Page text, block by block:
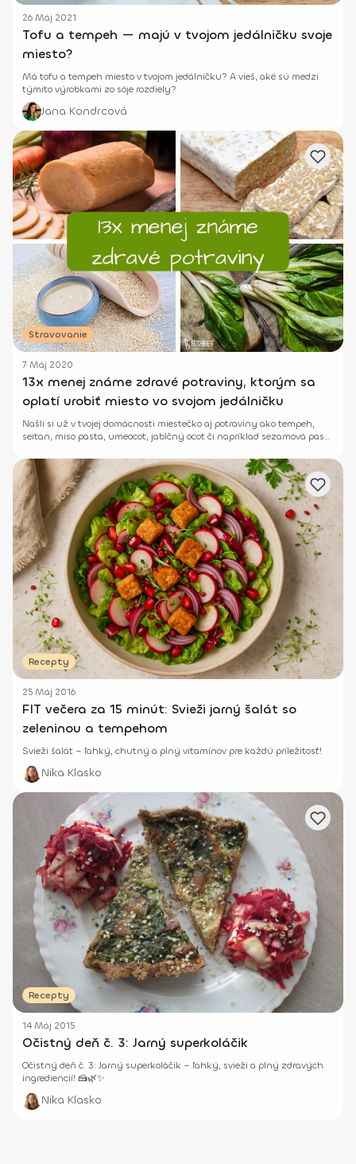
26 Máj 2021
Tofu a tempeh — majú v tvojom jedálničku svoje
miesto?
Má tofu a tempeh miesto v tvojom jedálničku? A vieš, aké sú medzi
týmito výrobkami zo sóje rozdiely?
Jana Kondrcová
Stravovanie
7 Máj 2020
13x menej známe zdravé potraviny, ktorým sa
oplatí urobiť miesto vo svojom jedálničku
Našli si už v tvojej domácnosti miestečko aj potraviny ako tempeh,
seitan, miso pasta, umeocot, jablčný ocot či napríklad sezamová pasta
Recepty
25 Máj 2016
FIT večera za 15 minút: Svieži jarný šalát so
zeleninou a tempehom
Svieži šalát – ľahký, chutný a plný vitamínov pre každú príležitosť!
Nika Klasko
Recepty
14 Máj 2015
Očistný deň č. 3: Jarný superkoláčik
Očistný deň č. 3: Jarný superkoláčik – ľahký, svieži a plný zdravých
ingrediencií! 🍰🌿✨
Nika Klasko